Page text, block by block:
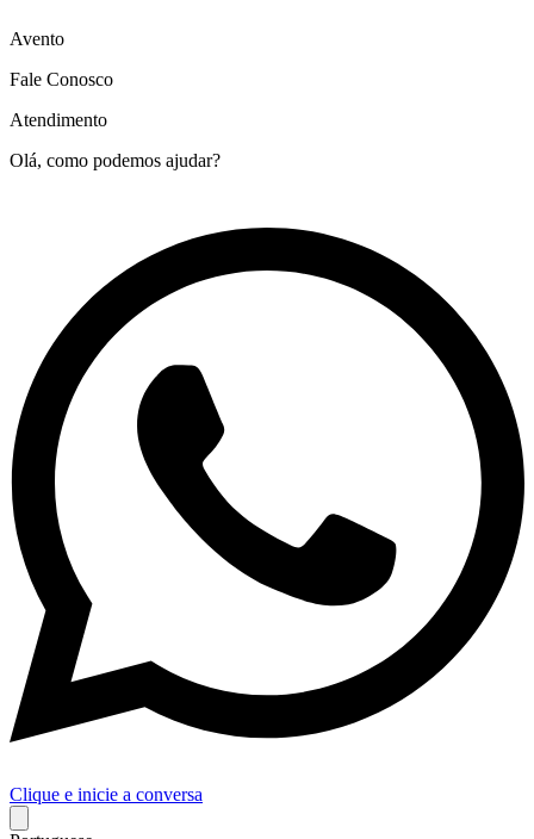
Avento
Fale Conosco
Atendimento
Olá, como podemos ajudar?
Clique e inicie a conversa